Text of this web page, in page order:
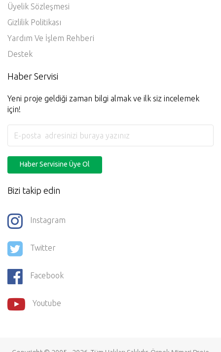
Üyelik Sözleşmesi
Gizlilik Politikası
Yardım Ve İşlem Rehberi
Destek
Haber Servisi
Yeni proje geldiği zaman bilgi almak ve ilk siz incelemek
için!
Haber Servisine Üye Ol
Bizi takip edin
Instagram
Twitter
Facebook
Youtube